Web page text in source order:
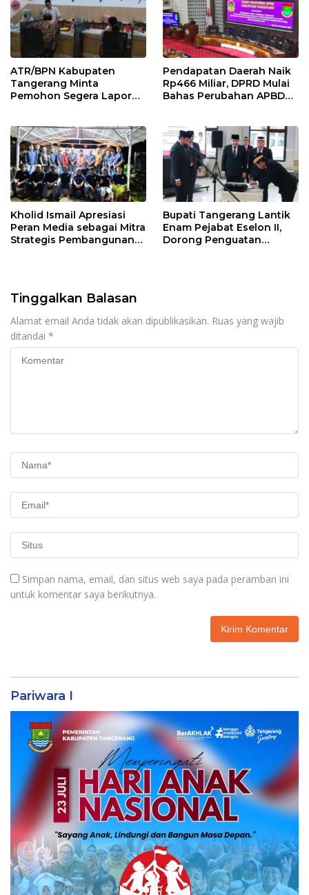
ATR/BPN Kabupaten
Tangerang Minta
Pemohon Segera Lapor
Pendapatan Daerah Naik
Rp466 Miliar, DPRD Mulai
Bahas Perubahan APBD
Kholid Ismail Apresiasi
Peran Media sebagai Mitra
Strategis Pembangunan
Bupati Tangerang Lantik
Enam Pejabat Eselon II,
Dorong Penguatan
Tinggalkan Balasan
Alamat email Anda tidak akan dipublikasikan. Ruas yang wajib
ditandai *
Simpan nama, email, dan situs web saya pada peramban ini
untuk komentar saya berikutnya.
Pariwara I